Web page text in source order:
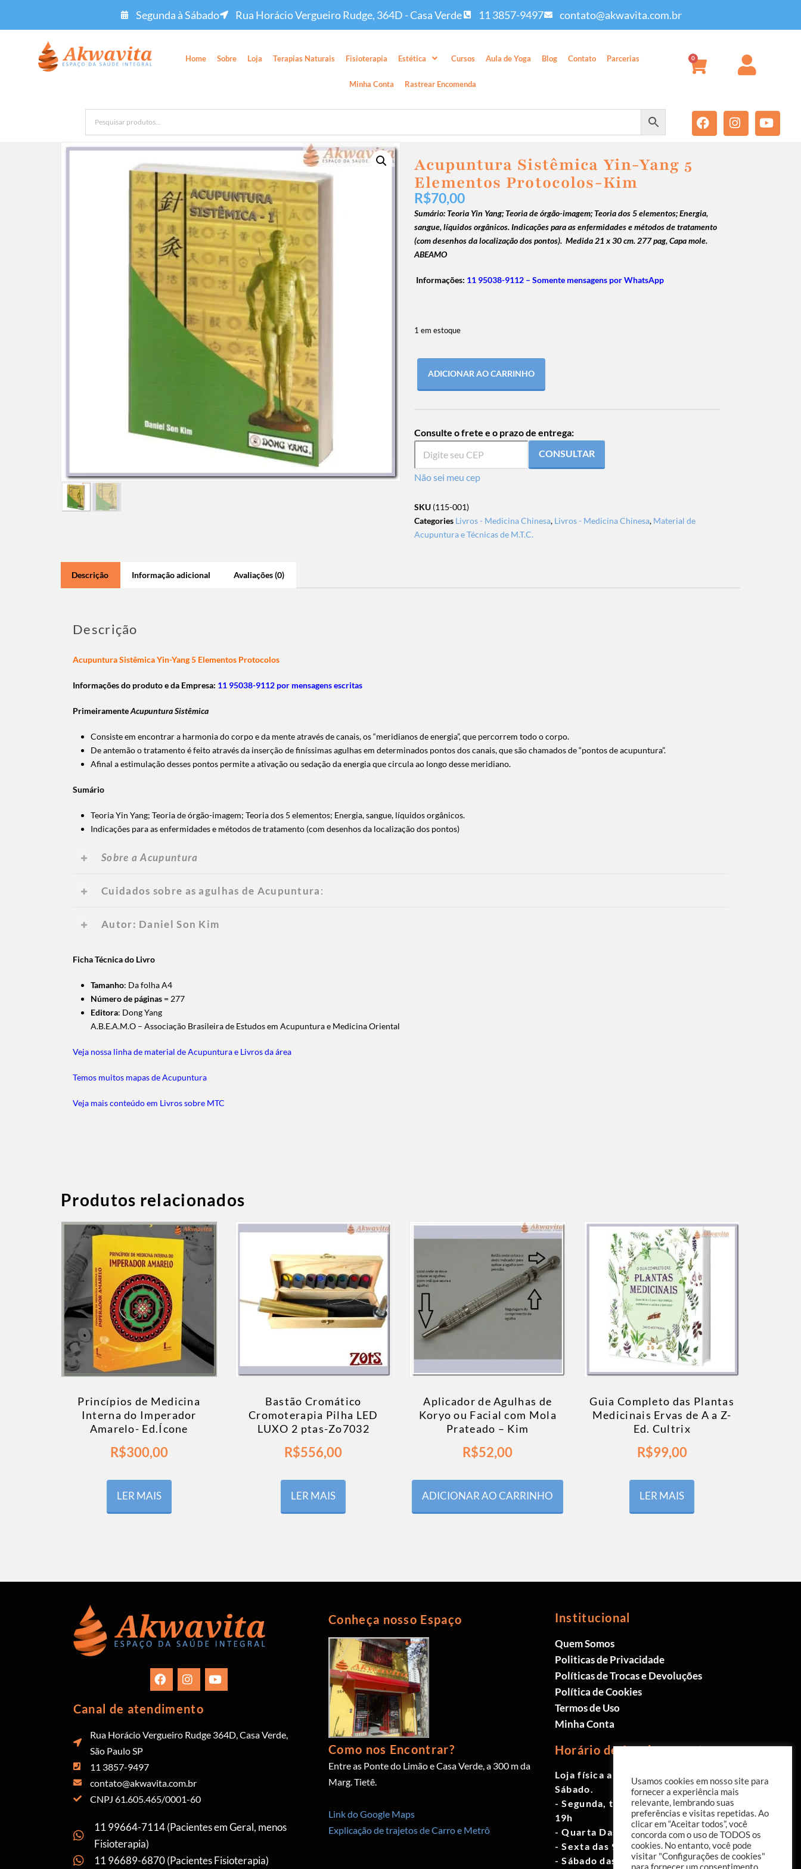
Segunda à Sábado Rua Horácio Vergueiro Rudge, 364D - Casa Verde 11 3857-9497 contato@akwavita.com.br
Home Sobre Loja Terapias Naturais Fisioterapia Estética Cursos Aula de Yoga Blog Contato Parcerias
Minha Conta Rastrear Encomenda
0
Acupuntura Sistêmica Yin-Yang 5
Elementos Protocolos-Kim
R$70,00
Sumário: Teoria Yin Yang; Teoria de órgão-imagem; Teoria dos 5 elementos; Energia,
sangue, líquidos orgânicos.Indicações para as enfermidades e métodos de tratamento
(com desenhos da localização dos pontos). Medida 21 x 30 cm. 277 pag, Capa mole.
ABEAMO
Informações: 11 95038-9112 – Somente mensagens por WhatsApp
1 em estoque
ADICIONAR AO CARRINHO
Consulte o frete e o prazo de entrega:
CONSULTAR
Não sei meu cep
SKU (115-001)
Categories Livros - Medicina Chinesa, Livros - Medicina Chinesa, Material de
Acupuntura e Técnicas de M.T.C.
Descrição Informação adicional Avaliações (0)
Descrição
Acupuntura Sistêmica Yin-Yang 5 Elementos Protocolos
Informações do produto e da Empresa: 11 95038-9112 por mensagens escritas
PrimeiramenteAcupuntura Sistêmica
Consiste em encontrar a harmonia do corpo e da mente através de canais, os “meridianos de energia”, que percorrem todo o corpo.
De antemão o tratamento é feito através da inserção de finíssimas agulhas em determinados pontos dos canais, que são chamados de “pontos de acupuntura”.
Afinal a estimulação desses pontos permite a ativação ou sedação da energia que circula ao longo desse meridiano.
Sumário
Teoria Yin Yang; Teoria de órgão-imagem; Teoria dos 5 elementos; Energia, sangue, líquidos orgânicos.
Indicações para as enfermidades e métodos de tratamento (com desenhos da localização dos pontos)
Sobre a Acupuntura
Cuidados sobre as agulhas de Acupuntura:
Autor: Daniel Son Kim
Ficha Técnica do Livro
Tamanho: Da folha A4
Número de páginas = 277
Editora: Dong Yang
A.B.E.A.M.O – Associação Brasileira de Estudos em Acupuntura e Medicina Oriental
Veja nossa linha de material de Acupuntura e Livros da área
Temos muitos mapas de Acupuntura
Veja mais conteúdo em Livros sobre MTC
Produtos relacionados
Princípios de Medicina
Interna do Imperador
Amarelo- Ed.Ícone
R$300,00
LER MAIS
Bastão Cromático
Cromoterapia Pilha LED
LUXO 2 ptas-Zo7032
R$556,00
LER MAIS
Aplicador de Agulhas de
Koryo ou Facial com Mola
Prateado – Kim
R$52,00
ADICIONAR AO CARRINHO
Guia Completo das Plantas
Medicinais Ervas de A a Z-
Ed. Cultrix
R$99,00
LER MAIS
Canal de atendimento
Rua Horácio Vergueiro Rudge 364D, Casa Verde,
São Paulo SP
11 3857-9497
contato@akwavita.com.br
CNPJ 61.605.465/0001-60
11 99664-7114 (Pacientes em Geral, menos
Fisioterapia)
11 96689-6870 (Pacientes Fisioterapia)
Conheça nosso Espaço
Como nos Encontrar?
Entre as Ponte do Limão e Casa Verde, a 300 m da
Marg. Tietê.
Link do Google Maps
Explicação de trajetos de Carro e Metrô
Institucional
Quem Somos
Politicas de Privacidade
Políticas de Trocas e Devoluções
Política de Cookies
Termos de Uso
Minha Conta
Horário de funcionamento
Loja física aberta de Segunda à
Sábado.
- Segunda, terça e quinta das 9h às
19h
- Quarta Das 10h às 18h
- Sexta das 9h às 18h
- Sábado das 10h às 17h
Usamos cookies em nosso site para
fornecer a experiência mais
relevante, lembrando suas
preferências e visitas repetidas. Ao
clicar em “Aceitar todos”, você
concorda com o uso de TODOS os
cookies. No entanto, você pode
visitar "Configurações de cookies"
para fornecer um consentimento